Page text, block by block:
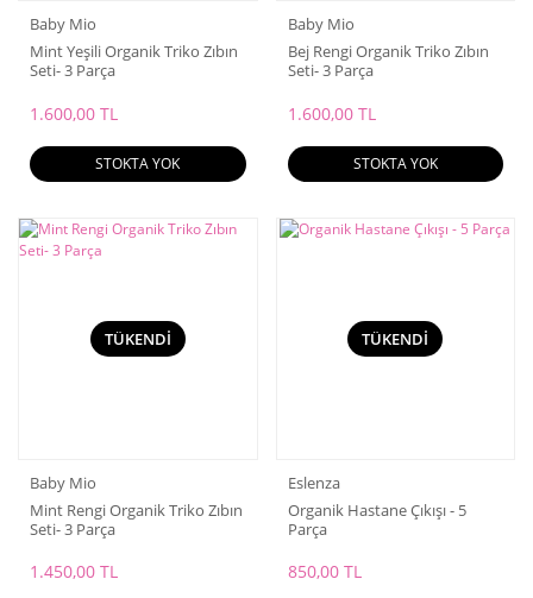
Baby Mio
Mint Yeşili Organik Triko Zıbın
Seti- 3 Parça
1.600,00 TL
STOKTA YOK
Baby Mio
Bej Rengi Organik Triko Zıbın
Seti- 3 Parça
1.600,00 TL
STOKTA YOK
TÜKENDİ
Baby Mio
Mint Rengi Organik Triko Zıbın
Seti- 3 Parça
1.450,00 TL
TÜKENDİ
Eslenza
Organik Hastane Çıkışı - 5
Parça
850,00 TL